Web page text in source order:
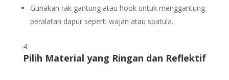
Gunakan rak gantung atau hook untuk menggantung
peralatan dapur seperti wajan atau spatula.
Pilih Material yang Ringan dan Reflektif